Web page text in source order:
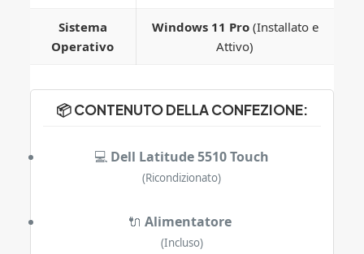
Sistema
Operativo
Windows 11 Pro(Installato e
Attivo)
📦 CONTENUTO DELLA CONFEZIONE:
💻 Dell Latitude 5510 Touch
(Ricondizionato)
🔌Alimentatore
(Incluso)